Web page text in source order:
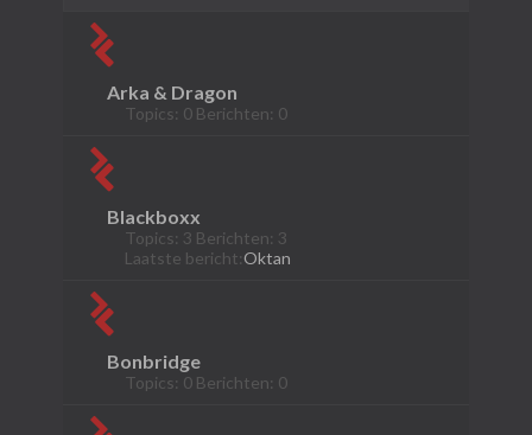
Arka & Dragon
Topics: 0 Berichten: 0
Blackboxx
Topics: 3 Berichten: 3
Laatste bericht:Oktan
Bonbridge
Topics: 0 Berichten: 0